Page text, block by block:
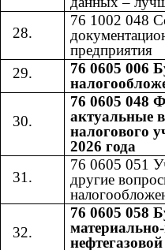
76 1002 048
предприятия
76 0605 006
76 0605 048
актуальные
налогового
2026 года
76 0605 051
другие
76 0605 058